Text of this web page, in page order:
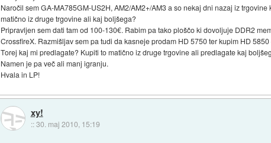
Naročil sem GA-MA785GM-US2H, AM2/AM2+/AM3 a so nekaj dni nazaj iz
matično iz druge trgovine ali kaj boljšega?
Pripravljen sem dati tam od 100-130€. Rabim pa tako ploščo ki dovoljuje DDR2
CrossfireX. Razmišljav sem pa tudi da kasneje prodam HD 5750 ter kupim HD
Torej kaj mi predlagate? Kupiti to matično iz druge trgovine ali predlagate kaj
Namen je pa več ali manj igranju.
Hvala in LP!
xy!
::30. maj 2010, 15:19